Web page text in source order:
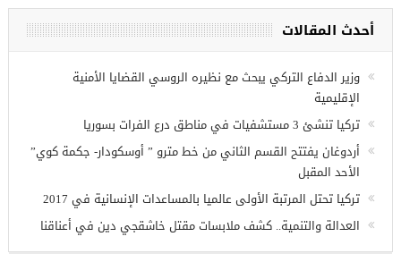
مجموعة فرص عمل للسوريين في
أحدث المقالات
وزير الدفاع التركي يبحث مع نظيره الروسي القضايا الأمنية
الإقليمية
تركيا تنشئ 3 مستشفيات في مناطق درع الفرات بسوريا
أردوغان يفتتح القسم الثاني من خط مترو ” أوسكودار- جكمة كوي”
الأحد المقبل